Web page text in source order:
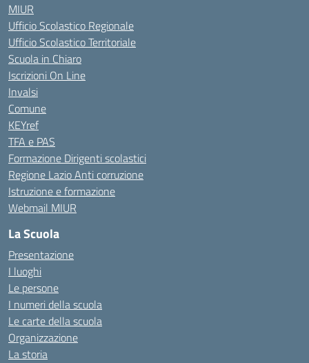
MIUR
Ufficio Scolastico Regionale
Ufficio Scolastico Territoriale
Scuola in Chiaro
Iscrizioni On Line
Invalsi
Comune
KEYref
TFA e PAS
Formazione Dirigenti scolastici
Regione Lazio Anti corruzione
Istruzione e formazione
Webmail MIUR
La Scuola
Presentazione
I luoghi
Le persone
I numeri della scuola
Le carte della scuola
Organizzazione
La storia